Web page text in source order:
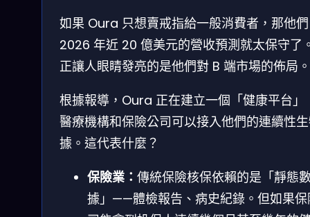
如果 Oura 只想賣戒指給一般消費者，那他們
2026 年近 20 億美元的營收預測就太保守了
正讓人眼睛發亮的是他們對 B 端市場的佈局。
根據報導，Oura 正在建立一個「健康平台」
醫療機構和保險公司可以接入他們的連續性
據。這代表什麼？
保險業： 傳統保險核保依賴的是「靜態
據」——體檢報告、病史紀錄。但如果保